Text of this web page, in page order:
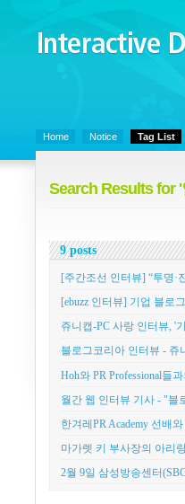
PR 2.0
Home Notice Tag List
Search Results for
9 posts
[주간조선 인터뷰] “투명
[ebuzz 인터뷰] 기업 블로
쥬니캡-PC 사랑 인터뷰, '
블로그코리아 인터뷰 - 쥬
Hoh와 PR Professional들
월간 웹 인터뷰 기사 - "블
한겨레PR Academy 선배
마가렛 키 부사장의 아리
2월 9일 삼성방송센터